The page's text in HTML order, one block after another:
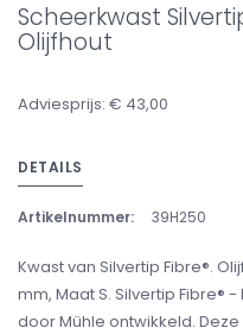
Scheerkwast
Olijfhout
Adviesprijs: € 43,00
DETAILS
Artikelnummer: 39H250
Kwast van Silvertip Fibre®.
mm, Maat S. Silvertip Fibre®
door Mühle ontwikkeld.